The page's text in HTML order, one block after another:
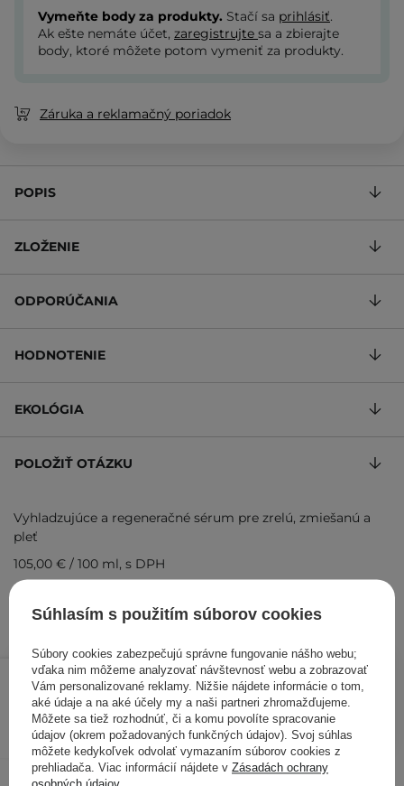
31,50 € /ks
PRIDAŤ DO KOŠÍKA
Vymeňte body za produkty. Stačí sa prihlásiť.
Ak ešte nemáte účet, zaregistrujte sa a zbierajte
body, ktoré môžete potom vymeniť za produkty.
Záruka a reklamačný poriadok
POPIS
ZLOŽENIE
ODPORÚČANIA
HODNOTENIE
EKOLÓGIA
POLOŽIŤ OTÁZKU
Vyhladzujúce a regeneračné sérum pre zrelú, zmiešanú a
pleť
105,00 € / 100 ml, s DPH
Kód výrobku: 15484
Kontrolovali aj ďalší zákazníci
Súhlasím s použitím súborov cookies
Súbory cookies zabezpečujú správne fungovanie nášho webu;
vďaka nim môžeme analyzovať návštevnosť webu a zobrazovať
Vám personalizované reklamy. Nižšie nájdete informácie o tom,
aké údaje a na aké účely my a naši partneri zhromažďujeme.
Môžete sa tiež rozhodnúť, či a komu povolíte spracovanie
údajov (okrem požadovaných funkčných údajov). Svoj súhlas
môžete kedykoľvek odvolať vymazaním súborov cookies z
prehliadača. Viac informácií nájdete v Zásadách ochrany